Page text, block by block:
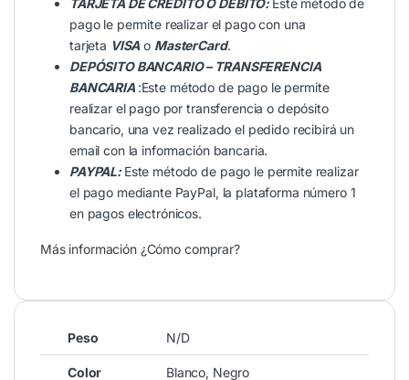
TARJETA DE CRÉDITO O DÉBITO: Este método de
pago le permite realizar el pago con una
tarjeta VISA o MasterCard.
DEPÓSITO BANCARIO – TRANSFERENCIA
BANCARIA :Este método de pago le permite
realizar el pago por transferencia o depósito
bancario, una vez realizado el pedido recibirá un
email con la información bancaria.
PAYPAL: Este método de pago le permite realizar
el pago mediante PayPal, la plataforma número 1
en pagos electrónicos.
Más información ¿Cómo comprar?
Peso N/D
Color Blanco, Negro